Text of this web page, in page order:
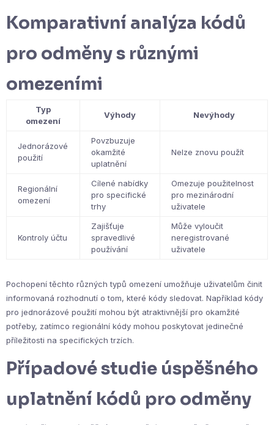
Komparativní analýza kódů
pro odměny s různými
omezeními
Typ
omezení
Výhody Nevýhody
Jednorázové
použití
Povzbuzuje
okamžité
uplatnění
Nelze znovu použít
Regionální
omezení
Cílené nabídky
pro specifické
trhy
Omezuje použitelnost
pro mezinárodní
uživatele
Kontroly účtu
Zajišťuje
spravedlivé
používání
Může vyloučit
neregistrované
uživatele
Pochopení těchto různých typů omezení umožňuje uživatelům činit
informovaná rozhodnutí o tom, které kódy sledovat. Například kódy
pro jednorázové použití mohou být atraktivnější pro okamžité
potřeby, zatímco regionální kódy mohou poskytovat jedinečné
příležitosti na specifických trzích.
Případové studie úspěšného
uplatnění kódů pro odměny